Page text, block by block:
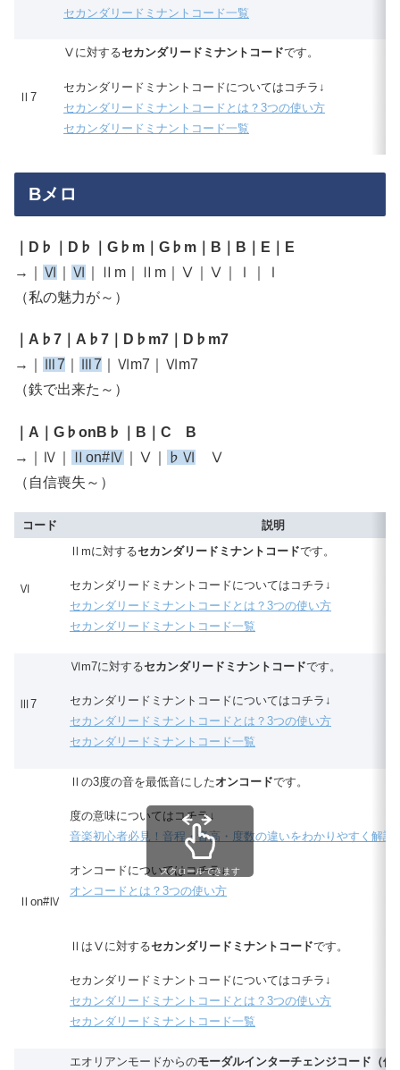
セカンダリードミナントコード一覧
Ⅱ7
Ⅴに対するセカンダリードミナントコードです。
セカンダリードミナントコードについてはコチラ↓
セカンダリードミナントコードとは？3つの使い方
セカンダリードミナントコード一覧
Bメロ
｜D♭｜D♭｜G♭m｜G♭m｜B｜B｜E｜E
→｜
Ⅵ Ⅵ
｜Ⅱm｜Ⅱm｜Ⅴ｜Ⅴ｜Ⅰ｜Ⅰ
（私の魅力が～）
｜A♭7｜A♭7｜D♭m7｜D♭m7
→｜
Ⅲ7 Ⅲ7 ｜Ⅵm7｜Ⅵm7
（鉄で出来た～）
｜A｜G♭onB♭｜B｜C B
→｜Ⅳ｜
Ⅱon#Ⅳ ｜Ⅴ｜ ♭Ⅵ
Ⅴ
（自信喪失～）
コード 説明
Ⅵ
Ⅱmに対するセカンダリードミナントコードです。
セカンダリードミナントコードについてはコチラ↓
セカンダリードミナントコードとは？3つの使い方
セカンダリードミナントコード一覧
Ⅲ7
Ⅵm7に対するセカンダリードミナントコードです。
セカンダリードミナントコードについてはコチラ↓
セカンダリードミナントコードとは？3つの使い方
セカンダリードミナントコード一覧
Ⅱon#Ⅳ
Ⅱの3度の音を最低音にしたオンコードです。
度の意味についてはコチラ↓
音楽初心者必見！音程・音高・度数の違いをわかりやすく解説
オンコードについてはコチラ↓
オンコードとは？3つの使い方
ⅡはⅤに対するセカンダリードミナントコードです。
セカンダリードミナントコードについてはコチラ↓
セカンダリードミナントコードとは？3つの使い方
セカンダリードミナントコード一覧
エオリアンモードからのモーダルインターチェンジコード（借
スクロールできます